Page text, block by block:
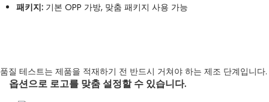
패키지: 기본 OPP 가방, 맞춤 패키지 사용 가능
품질 테스트는 제품을 적재하기 전 반드시 거쳐야 하는 제조 단계입니다.
옵션으로 로고를 맞춤 설정할 수 있습니다.